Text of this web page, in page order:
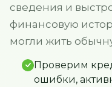
сведения и
финансовую
могли жить
Проверим
ошибки,